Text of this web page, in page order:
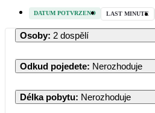
DATUM POTVRZENO LAST MINUTE
Osoby: 2 dospělí
Odkud pojedete: Nerozhoduje
Délka pobytu: Nerozhoduje